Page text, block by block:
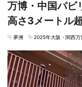
万博・中国パ
高さ3メートル
夢洲 2025年大阪・関西万